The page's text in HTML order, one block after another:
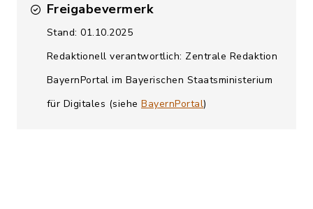
Freigabevermerk
Stand: 01.10.2025
Redaktionell verantwortlich: Zentrale Redaktion
BayernPortal im Bayerischen Staatsministerium
für Digitales (siehe BayernPortal)